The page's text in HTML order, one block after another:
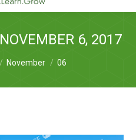
NOVEMBER 6, 2017
November 06